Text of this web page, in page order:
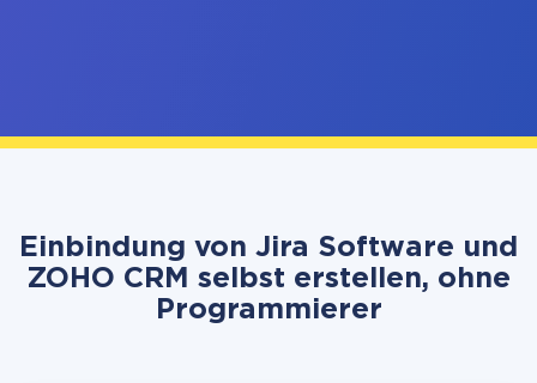
Einbindung von Jira Software und
ZOHO CRM selbst erstellen, ohne
Programmierer